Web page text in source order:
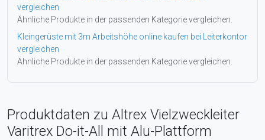
vergleichen
Ähnliche Produkte in der passenden Kategorie vergleichen.
Kleingerüste mit 3m Arbeitshöhe online kaufen bei Leiterkontor
vergleichen
Ähnliche Produkte in der passenden Kategorie vergleichen.
Produktdaten zu Altrex Vielzweckleiter
Varitrex Do-it-All mit Alu-Plattform